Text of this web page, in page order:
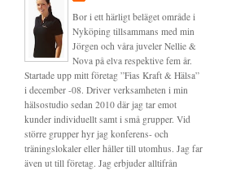
Bor i ett härligt beläget område i
Nyköping tillsammans med min
Jörgen och våra juveler Nellie &
Nova på elva respektive fem år.
Startade upp mitt företag ”Fias Kraft & Hälsa”
i december -08. Driver verksamheten i min
hälsostudio sedan 2010 där jag tar emot
kunder individuellt samt i små grupper. Vid
större grupper hyr jag konferens- och
träningslokaler eller håller till utomhus. Jag far
även ut till företag. Jag erbjuder alltifrån